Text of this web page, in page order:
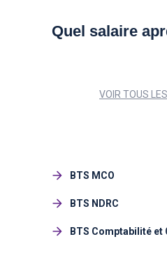
Quel salaire
VOIR TOUS
BTS MCO
BTS NDRC
BTS Comptabilité et